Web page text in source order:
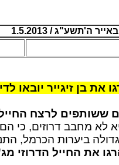
ה'תשע"ג / 1.5.2013
את בן זיגייר יובאו
ששותפים לרצח החייל
לא מחבב דרוזים, כי
ביערות הכרמל,
את החייל הדרוזי